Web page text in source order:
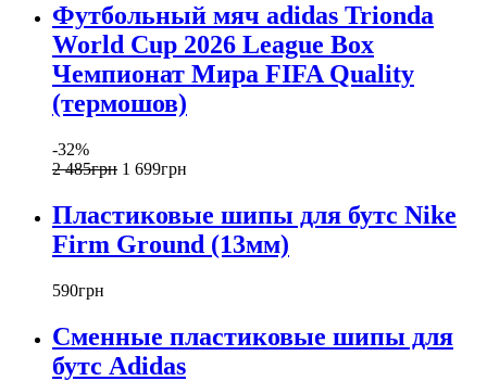
Футбольный мяч adidas Trionda
World Cup 2026 League Box
Чемпионат Мира FIFA Quality
(термошов)
-32%
2 485грн 1 699грн
Пластиковые шипы для бутс Nike
Firm Ground (13мм)
590грн
Сменные пластиковые шипы для
бутс Adidas